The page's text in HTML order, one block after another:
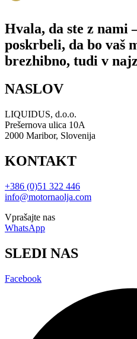
Hvala, da ste z nami
poskrbeli, da bo vaš
brezhibno, tudi v
NASLOV
LIQUIDUS, d.o.o.
Prešernova ulica 10A
2000 Maribor, Slovenija
KONTAKT
+386 (0)51 322 446
info@motornaolja.com
Vprašajte nas
WhatsApp
SLEDI NAS
Facebook